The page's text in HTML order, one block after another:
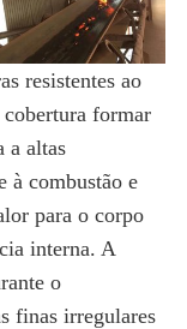
resistentes ao
formar
a altas
à combustão e
para o corpo
interna. A
o
finas irregulares